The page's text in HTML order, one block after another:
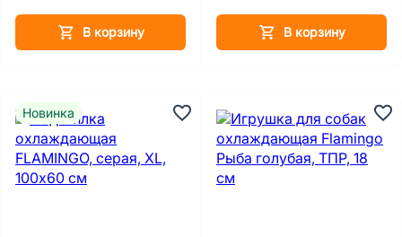
В корзину В корзину
Новинка